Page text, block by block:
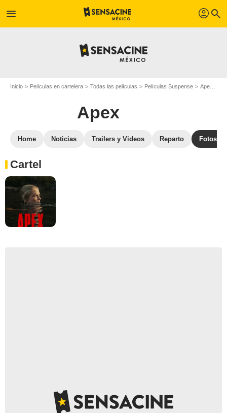
menu profil search
Inicio Películas en cartelera Todas las películas Películas Suspense Apex
Apex
Home Noticias Trailers y Videos Reparto Fotos
Cartel